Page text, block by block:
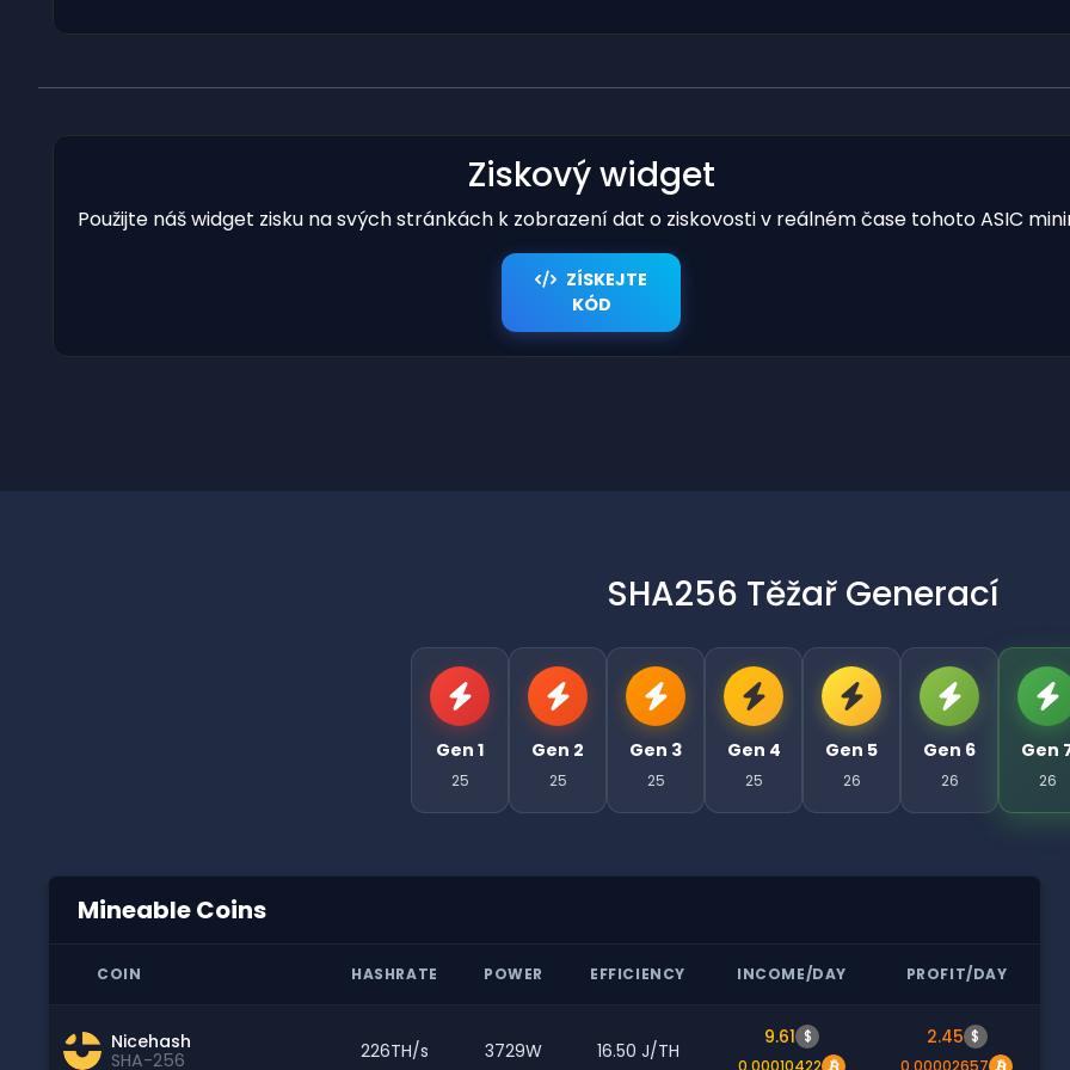
Ziskový widget
Použijte náš widget zisku na svých stránkách k zobrazení dat o ziskovosti v reálném čase tohoto ASIC
ZÍSKEJTE
KÓD
SHA256 Těžař Generací
Gen 1
25
Gen 2
25
Gen 3
25
Gen 4
25
Gen 5
26
Gen 6
26
Gen
26
Mineable Coins
COIN HASHRATE POWER EFFICIENCY INCOME/DAY PROFIT/DAY
Nicehash
SHA-256
226TH/s 3729W 16.50 J/TH
9.61 $
0.00010422
2.45 $
0.00002657